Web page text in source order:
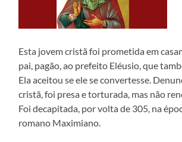
Esta jovem cristã foi prometida em
pai, pagão, ao prefeito Eléusio, que
Ela aceitou se ele se convertesse.
cristã, foi presa e torturada, mas não
Foi decapitada, por volta de 305, na
romano Maximiano.